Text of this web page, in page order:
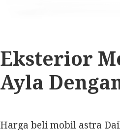
Eksterior
Ayla
Harga beli mobil astra